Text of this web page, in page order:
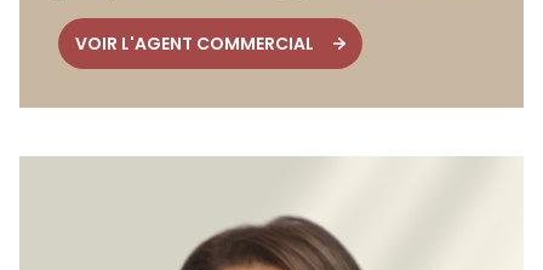
VOIR L'AGENT COMMERCIAL